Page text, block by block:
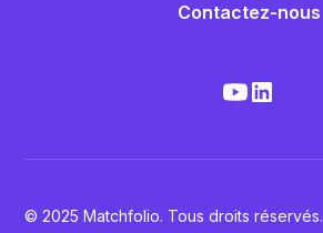
Contactez-nous
© 2025 Matchfolio. Tous droits réservés.